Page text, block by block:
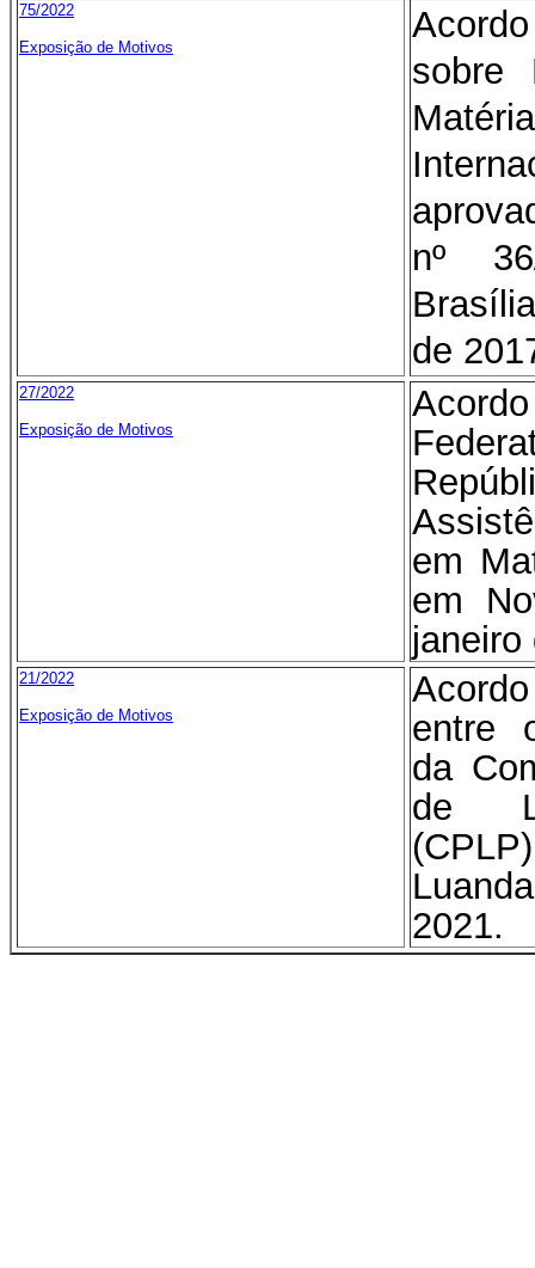
75/2022
Exposição de Motivos
sobre
nº
de
27/2022
Exposição de Motivos
em
em
janeiro
21/2022
Exposição de Motivos
entre
da
de
2021.